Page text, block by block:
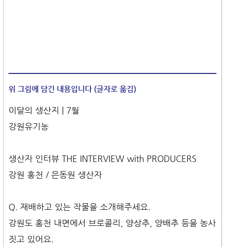
위 그림에 담긴 내용입니다 (글자로 옮김)
이달의 생산지 | 7월
강원유기농
생산자 인터뷰 THE INTERVIEW with PRODUCERS
강원 홍천 / 은동원 생산자
Q. 재배하고 있는 작물을 소개해주세요.
강원도 홍천 내면에서 브로콜리, 양상추, 양배추 등을 농사
짓고 있어요.